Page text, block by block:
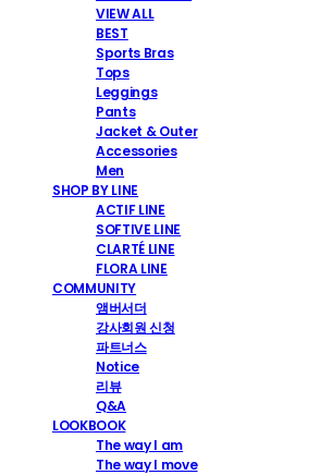
VIEW ALL
BEST
Sports Bras
Tops
Leggings
Pants
Jacket & Outer
Accessories
Men
SHOP BY LINE
ACTIF LINE
SOFTIVE LINE
CLARTÉ LINE
FLORA LINE
COMMUNITY
앰버서더
강사회원 신청
파트너스
Notice
리뷰
Q&A
LOOKBOOK
The way I am
The way I move